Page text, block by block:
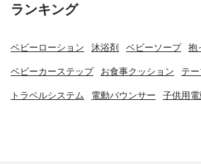
ランキング
ベビーローション 沐浴剤 ベビーソープ 抱
ベビーカーステップ お食事クッション テ
トラベルシステム 電動バウンサー 子供用